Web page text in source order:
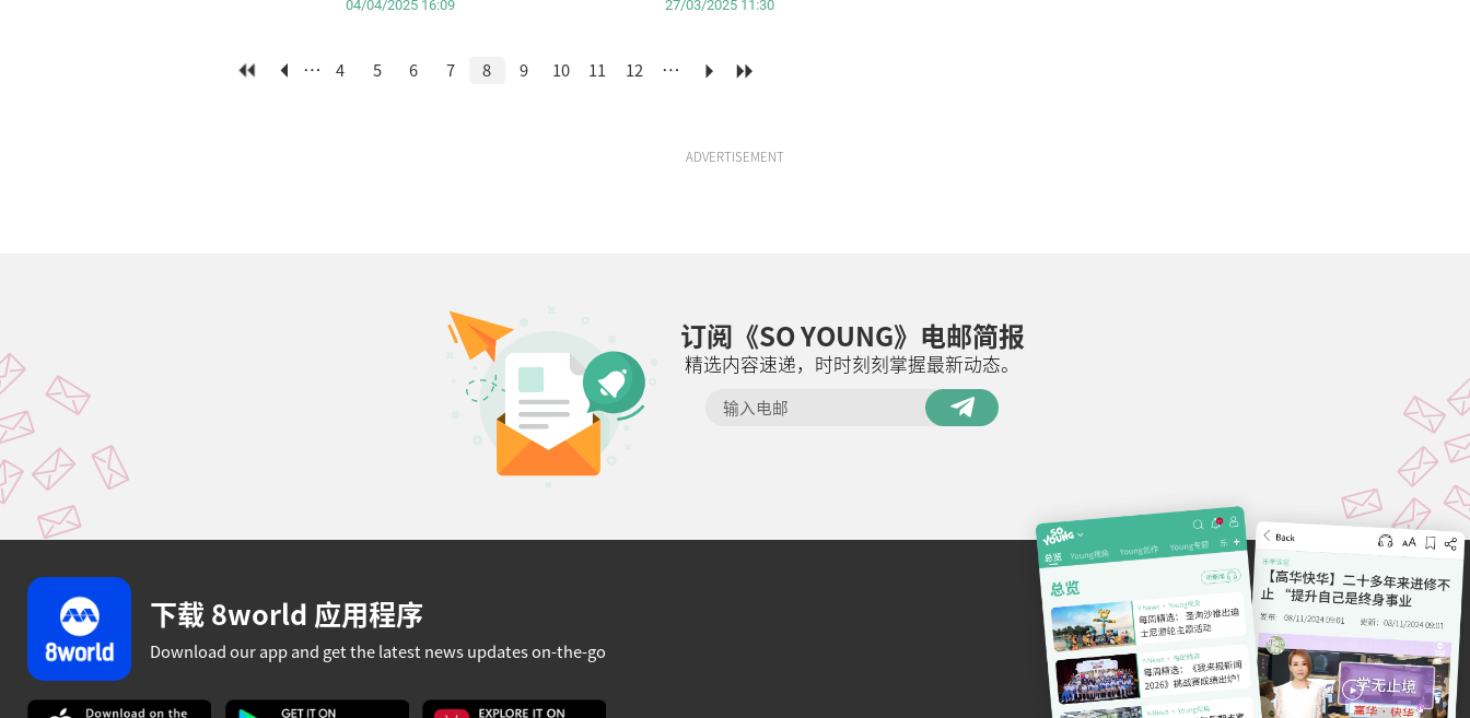
04/04/2025 16:09 27/03/2025 11:30
… 4 5 6 7 8 9 10 11 12 …
ADVERTISEMENT
订阅《SO YOUNG》电邮简报
精选内容速递，时时刻刻掌握最新动态。
下载 8world 应用程序
Download our app and get the latest news updates on-the-go